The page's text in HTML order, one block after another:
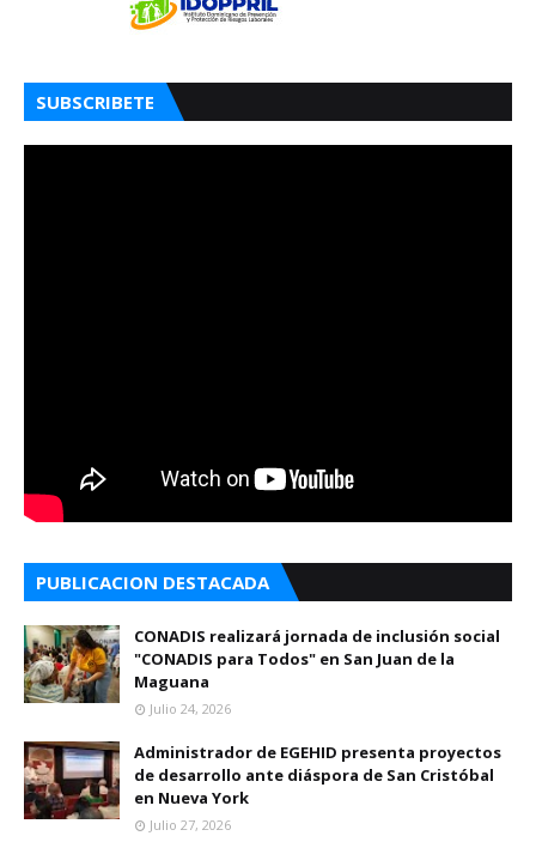
SUBSCRIBETE
PUBLICACION DESTACADA
CONADIS realizará jornada de inclusión social
"CONADIS para Todos" en San Juan de la
Maguana
Julio 24, 2026
Administrador de EGEHID presenta proyectos
de desarrollo ante diáspora de San Cristóbal
en Nueva York
Julio 27, 2026